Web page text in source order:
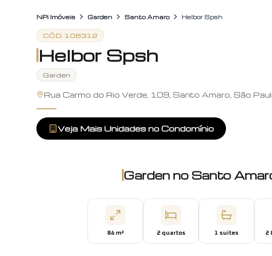
NPi Imóveis Garden Santo Amaro Helbor Spsh
CÓD. 108312
Helbor Spsh
Garden
Rua Carmo do Rio Verde, 109, Santo Amaro, São
Veja Mais Unidades no Condomínio
Garden no Santo
84m² 2quartos 1 suítes 2